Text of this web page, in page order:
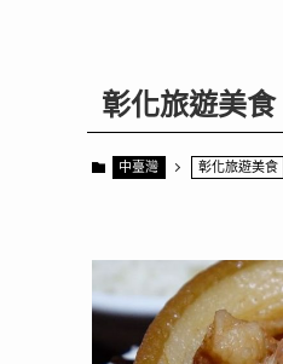
彰化旅遊美食
中臺灣 彰化旅遊美食